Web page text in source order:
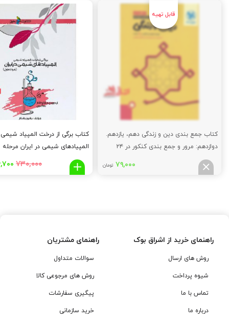
کتاب جمع بندی دین و زندگی دهم، یازدهم.
دوازدهم: مرور و جمع بندی کنکور در ۲۴
ساعت
۷۹,۰۰۰ تومان
کتاب برگی از درخت المپیاد شیمی
المپیادهای شیمی در ایران مرحله
۷۳۰,۰۰۰
راهنمای خرید از اشراق بوک
روش های ارسال
شیوه پرداخت
تماس با ما
درباره ما
راهنمای مشتریان
سوالات متداول
روش های مرجوعی کالا
پیگیری سفارشات
خرید سازمانی